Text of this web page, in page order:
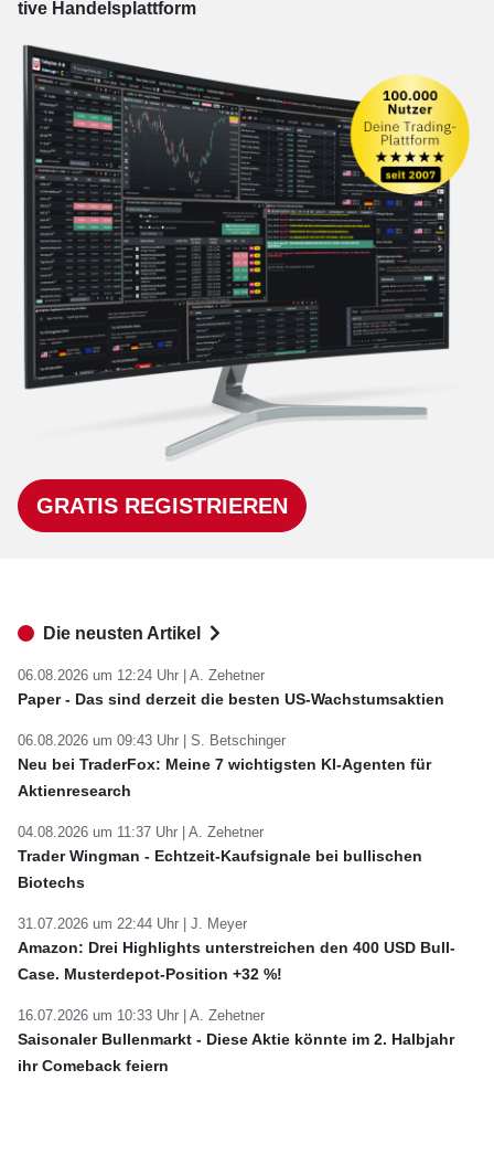
tive Han­dels­platt­form
GRATIS REGISTRIEREN
Die neusten Artikel
06.08.2026 um 12:24 Uhr | A. Zehetner
Paper - Das sind derzeit die besten US-Wachstumsaktien
06.08.2026 um 09:43 Uhr | S. Betschinger
Neu bei TraderFox: Meine 7 wichtigsten KI-Agenten für
Aktienresearch
04.08.2026 um 11:37 Uhr | A. Zehetner
Trader Wingman - Echtzeit-Kaufsignale bei bullischen
Biotechs
31.07.2026 um 22:44 Uhr | J. Meyer
Amazon: Drei Highlights unterstreichen den 400 USD Bull-
Case. Musterdepot-Position +32 %!
16.07.2026 um 10:33 Uhr | A. Zehetner
Saisonaler Bullenmarkt - Diese Aktie könnte im 2. Halbjahr
ihr Comeback feiern